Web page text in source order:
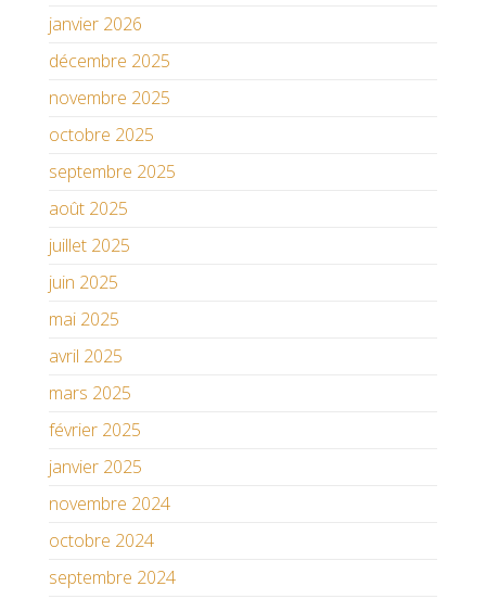
janvier 2026
décembre 2025
novembre 2025
octobre 2025
septembre 2025
août 2025
juillet 2025
juin 2025
mai 2025
avril 2025
mars 2025
février 2025
janvier 2025
novembre 2024
octobre 2024
septembre 2024